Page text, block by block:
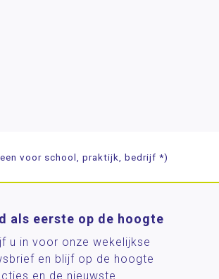
voor school, praktijk, bedrijf *)
als eerste op de hoogte
u in voor onze wekelijkse
en blijf op de hoogte
en de nieuwste